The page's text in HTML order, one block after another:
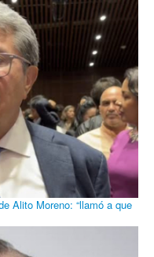
Alito Moreno: “llamó a que